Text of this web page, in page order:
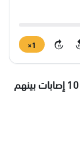
15
1×
أعلنت وزارة الصحة اللبنانية، اليوم الإثنين، عن 10 إصابات بينهم